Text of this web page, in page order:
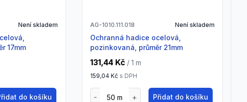
Není skladem
17mm
do košíku
AG-1010.111.018 Není skladem
Ochranná hadice ocelová,
pozinkovaná, průměr 21mm
131,44 Kč / 1m
159,04 Kč s DPH
Přidat do košíku